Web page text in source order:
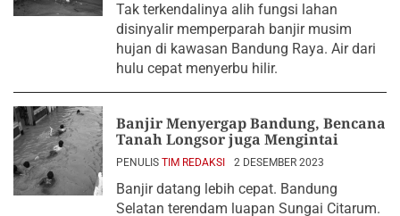
Tak terkendalinya alih fungsi lahan
disinyalir memperparah banjir musim
hujan di kawasan Bandung Raya. Air dari
hulu cepat menyerbu hilir.
Banjir Menyergap Bandung, Bencana
Tanah Longsor juga Mengintai
PENULIS TIM REDAKSI 2 DESEMBER 2023
Banjir datang lebih cepat. Bandung
Selatan terendam luapan Sungai Citarum.